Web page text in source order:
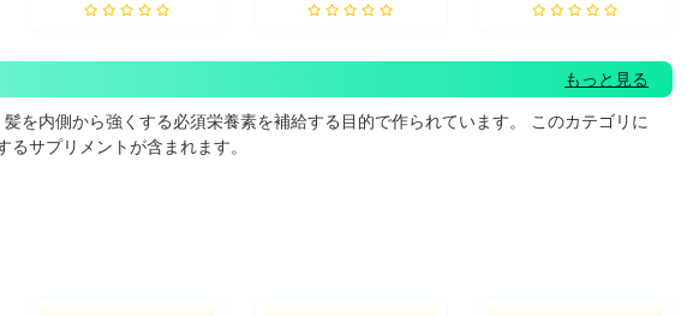
もっと見る
を内側から強くする必須栄養素を補給する目的で作られています。 このカテゴリに
サプリメントが含まれます。